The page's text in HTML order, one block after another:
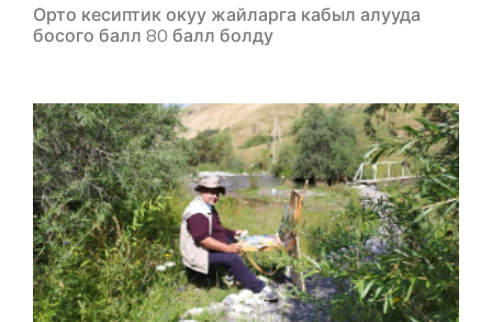
Орто кесиптик окуу жайларга кабыл алууда
босого балл 80 балл болду